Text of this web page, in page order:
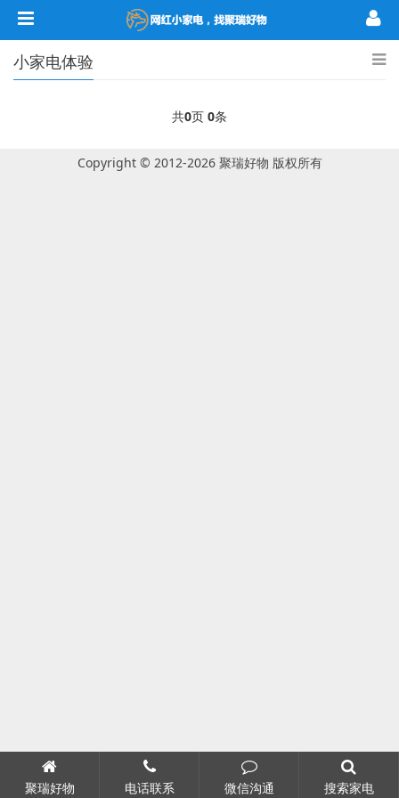
小家电体验
共0页 0条
Copyright © 2012-2026 聚瑞好物 版权所有
聚瑞好物 电话联系 微信沟通 搜索家电